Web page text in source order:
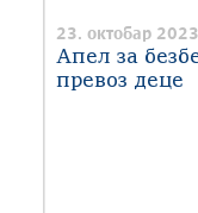
23. октобар
Апел за
превоз деце